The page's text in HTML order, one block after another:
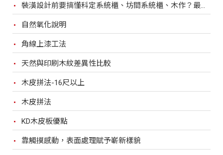
裝潢設計前要搞懂科定系統櫃、坊間系統櫃、木作？最完整比較，裝潢設計前必看！
自然氧化說明
角線上漆工法
天然與印刷木紋差異性比較
木皮拼法-16尺以上
木皮拼法
KD木皮板優點
靠觸摸感動，表面處理賦予嶄新樣貌